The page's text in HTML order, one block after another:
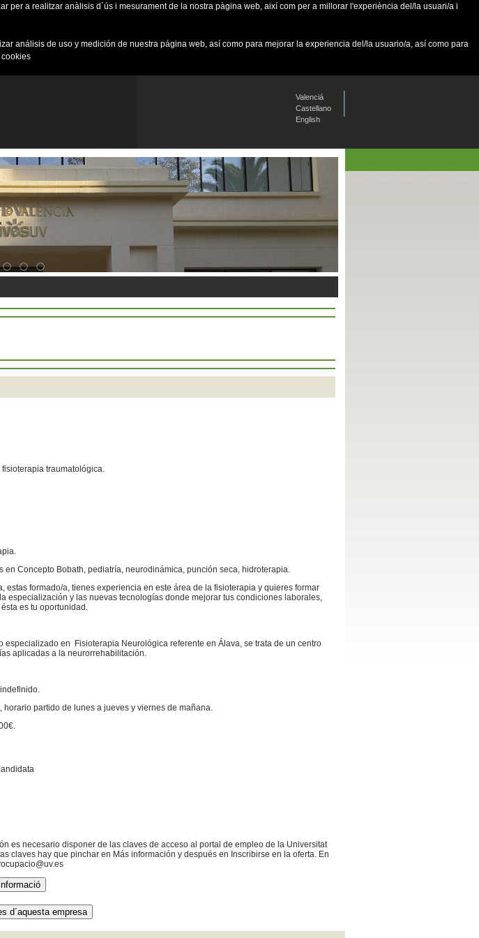
per a realitzar anàlisis d´ús i mesurament de la nostra pàgina web, així com per a millorar l'experiència del/la usuari/a i
análisis de uso y medición de nuestra página web, así como para mejorar la experiencia del/la usuario/a, así como para
cookies
Valenciá
Castellano
English
traumatológica.
en Concepto Bobath, pediatría, neurodinámica, punción seca, hidroterapia.
estas formado/a, tienes experiencia en este área de la fisioterapia y quieres formar
especialización y las nuevas tecnologías donde mejorar tus condiciones laborales,
es tu oportunidad.
especializado en Fisioterapia Neurológica referente en Álava, se trata de un centro
aplicadas a la neurorrehabilitación.
partido de lunes a jueves y viernes de mañana.
es necesario disponer de las claves de acceso al portal de empleo de la Universitat
claves hay que pinchar en Más información y después en Inscribirse en la oferta. En